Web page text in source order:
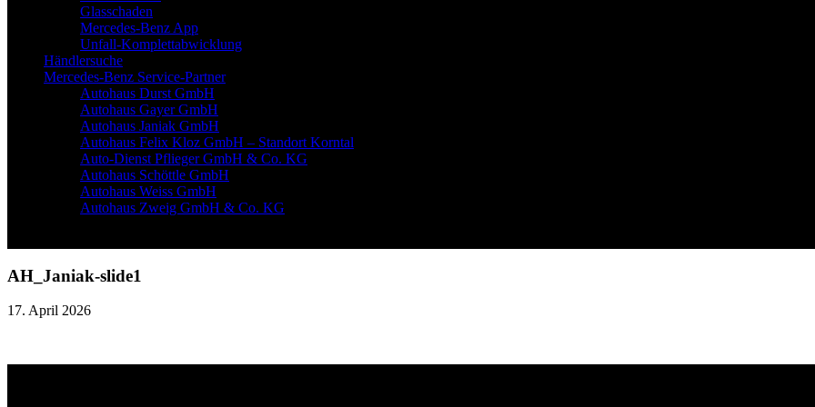
Glasschaden
Mercedes-Benz App
Unfall-Komplettabwicklung
Händlersuche
Mercedes-Benz Service-Partner
Autohaus Durst GmbH
Autohaus Gayer GmbH
Autohaus Janiak GmbH
Autohaus Felix Kloz GmbH – Standort Korntal
Auto-Dienst Pflieger GmbH & Co. KG
Autohaus Schöttle GmbH
Autohaus Weiss GmbH
Autohaus Zweig GmbH & Co. KG
AH_Janiak-slide1
17. April 2026